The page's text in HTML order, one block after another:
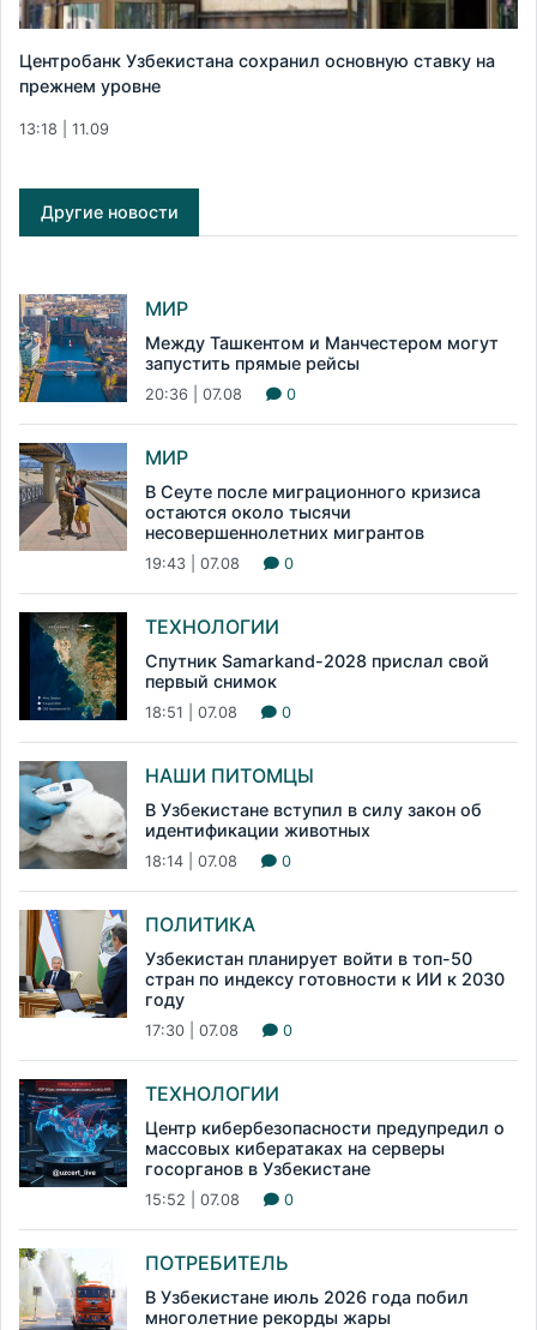
Центробанк Узбекистана сохранил основную ставку на
прежнем уровне
13:18 | 11.09
Другие новости
МИР
Между Ташкентом и Манчестером могут
запустить прямые рейсы
20:36 | 07.08 0
МИР
В Сеуте после миграционного кризиса
остаются около тысячи
несовершеннолетних мигрантов
19:43 | 07.08 0
ТЕХНОЛОГИИ
Спутник Samarkand-2028 прислал свой
первый снимок
18:51 | 07.08 0
НАШИ ПИТОМЦЫ
В Узбекистане вступил в силу закон об
идентификации животных
18:14 | 07.08 0
ПОЛИТИКА
Узбекистан планирует войти в топ-50
стран по индексу готовности к ИИ к 2030
году
17:30 | 07.08 0
ТЕХНОЛОГИИ
Центр кибербезопасности предупредил о
массовых кибератаках на серверы
госорганов в Узбекистане
15:52 | 07.08 0
ПОТРЕБИТЕЛЬ
В Узбекистане июль 2026 года побил
многолетние рекорды жары